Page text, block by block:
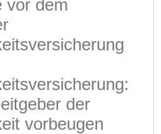
vor dem
der
vorbeugen